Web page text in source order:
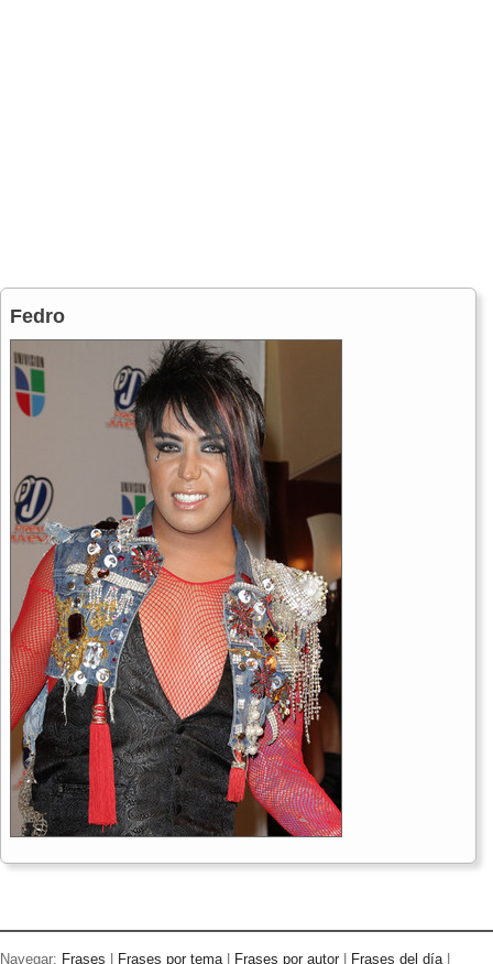
Fedro
Navegar: Frases Frases por tema| Frases por autor Frases del día|